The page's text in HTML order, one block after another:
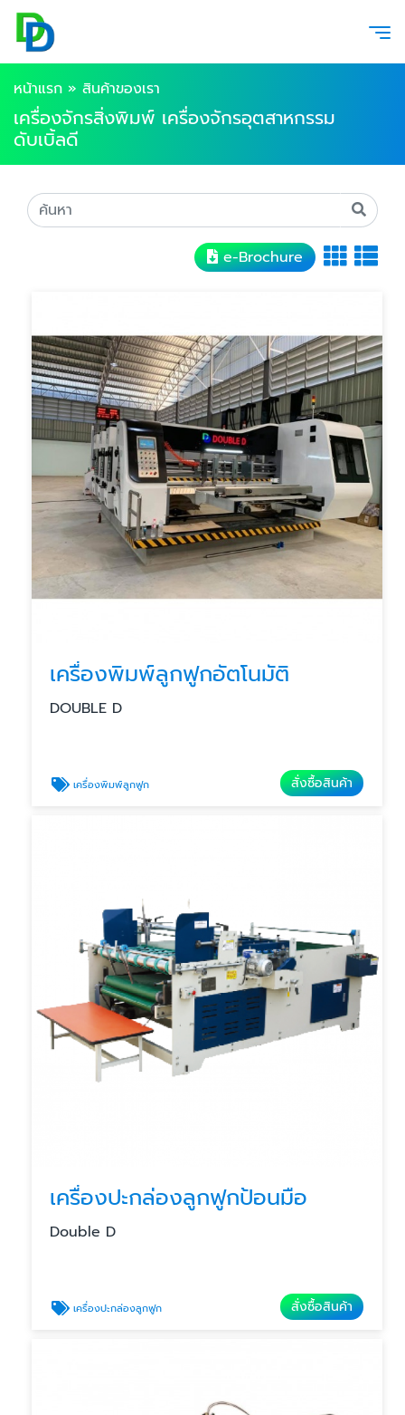
หน้าแรก » สินค้าของเรา
เครื่องจักรสิ่งพิมพ์ เครื่องจักรอุตสาหกรรม
ดับเบิ้ลดี
e-Brochure
เครื่องพิมพ์ลูกฟูกอัตโนมัติ
DOUBLE D
เครื่องพิมพ์ลูกฟูก สั่งซื้อสินค้า
เครื่องปะกล่องลูกฟูกป้อนมือ
Double D
เครื่องปะกล่องลูกฟูก สั่งซื้อสินค้า